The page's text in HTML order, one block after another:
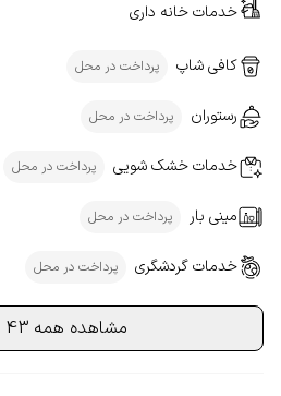
خدمات خانه داری
کافی شاپ پرداخت در محل
رستوران پرداخت در محل
خدمات خشک شویی پرداخت در محل
مینی بار پرداخت در محل
خدمات گردشگری پرداخت در محل
مشاهده همه 43 امکانات